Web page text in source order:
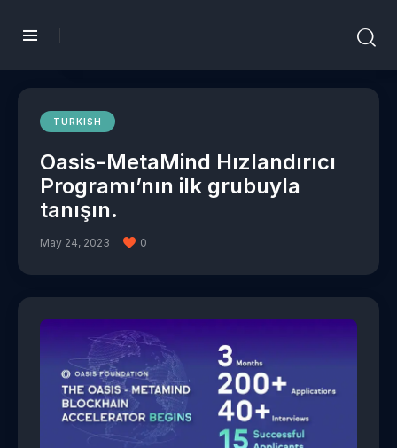
TURKISH
Oasis-MetaMind Hızlandırıcı
Programı’nın ilk grubuyla
tanışın.
May 24, 2023 0